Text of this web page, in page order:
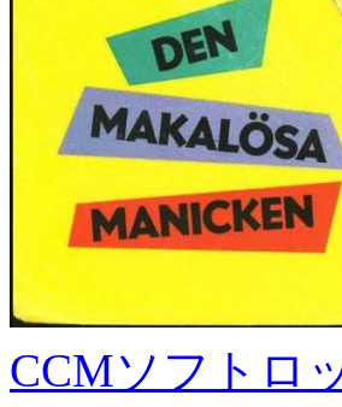
CCMソフトロ